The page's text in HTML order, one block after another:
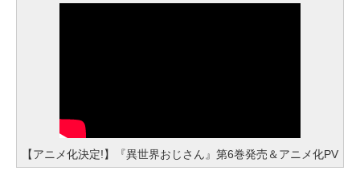
【アニメ化決定!】『異世界おじさん』第6巻発売＆アニメ化PV